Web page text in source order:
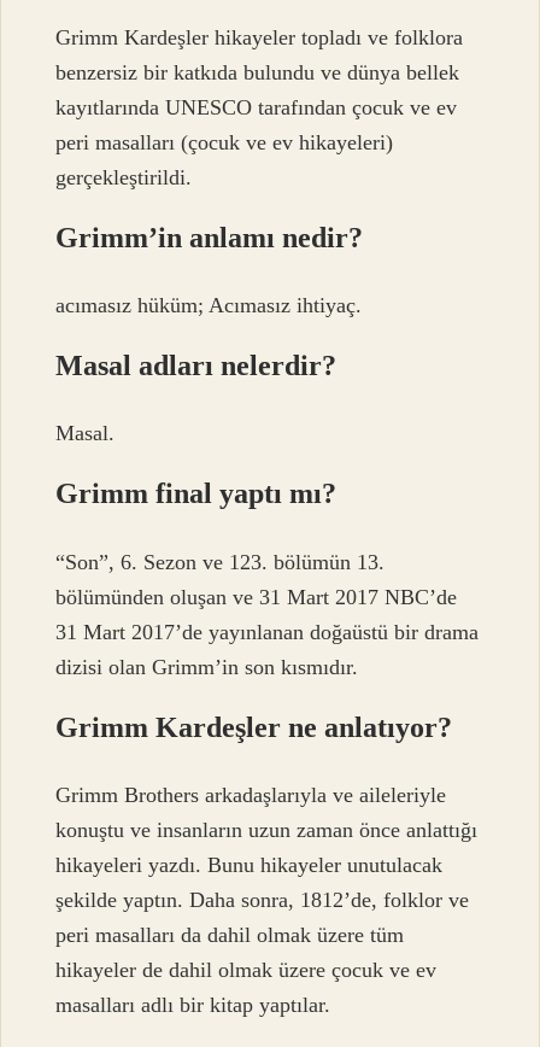
Grimm Kardeşler hikayeler topladı ve folklora
benzersiz bir katkıda bulundu ve dünya bellek
kayıtlarında UNESCO tarafından çocuk ve ev
peri masalları (çocuk ve ev hikayeleri)
gerçekleştirildi.
Grimm’in anlamı nedir?
acımasız hüküm; Acımasız ihtiyaç.
Masal adları nelerdir?
Masal.
Grimm final yaptı mı?
“Son”, 6. Sezon ve 123. bölümün 13.
bölümünden oluşan ve 31 Mart 2017 NBC’de
31 Mart 2017’de yayınlanan doğaüstü bir drama
dizisi olan Grimm’in son kısmıdır.
Grimm Kardeşler ne anlatıyor?
Grimm Brothers arkadaşlarıyla ve aileleriyle
konuştu ve insanların uzun zaman önce anlattığı
hikayeleri yazdı. Bunu hikayeler unutulacak
şekilde yaptın. Daha sonra, 1812’de, folklor ve
peri masalları da dahil olmak üzere tüm
hikayeler de dahil olmak üzere çocuk ve ev
masalları adlı bir kitap yaptılar.